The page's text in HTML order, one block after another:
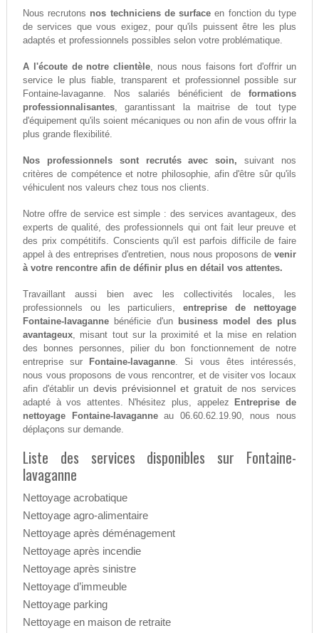
Nous recrutons nos techniciens de surface en fonction du type
de services que vous exigez, pour qu'ils puissent être les plus
adaptés et professionnels possibles selon votre problématique.
A l'écoute de notre clientèle, nous nous faisons fort d'offrir un
service le plus fiable, transparent et professionnel possible sur
Fontaine-lavaganne. Nos salariés bénéficient deformations
professionnalisantes, garantissant la maitrise de tout type
d'équipement qu'ils soient mécaniques ou non afin de vous offrir la
plus grande flexibilité.
Nos professionnels sont recrutés avec soin, suivant nos
critères de compétence et notre philosophie, afin d'être sûr qu'ils
véhiculent nos valeurs chez tous nos clients.
Notre offre de service est simple : des services avantageux, des
experts de qualité, des professionnels qui ont fait leur preuve et
des prix compétitifs. Conscients qu'il est parfois difficile de faire
appel à des entreprises d'entretien, nous nous proposons devenir
à votre rencontre afin de définir plus en détail vos attentes.
Travaillant aussi bien avec les collectivités locales, les
professionnels ou les particuliers,entreprise de nettoyage
Fontaine-lavagannebénéficie d'un business model des plus
avantageux, misant tout sur la proximité et la mise en relation
des bonnes personnes, pilier du bon fonctionnement de notre
entreprise sur
Fontaine-lavaganne. Si vous êtes intéressés,
nous vous proposons de vous rencontrer, et de visiter vos locaux
afin d'établir un devis prévisionnel et gratuit de nos services
adapté à vos attentes. N'hésitez plus, appelez
Entreprise de
nettoyage Fontaine-lavaganneau 06.60.62.19.90, nous nous
déplaçons sur demande.
Liste des services disponibles sur Fontaine-
lavaganne
Nettoyage acrobatique
Nettoyage agro-alimentaire
Nettoyage après déménagement
Nettoyage après incendie
Nettoyage après sinistre
Nettoyage d’immeuble
Nettoyage parking
Nettoyage en maison de retraite